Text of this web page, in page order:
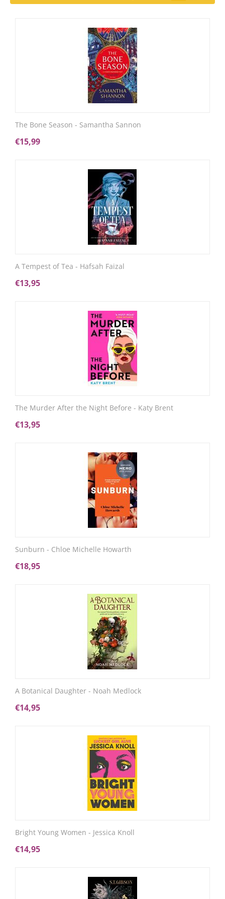
The Bone Season - Samantha Sannon
€15,99
A Tempest of Tea - Hafsah Faizal
€13,95
The Murder After the Night Before - Katy Brent
€13,95
Sunburn - Chloe Michelle Howarth
€18,95
A Botanical Daughter - Noah Medlock
€14,95
Bright Young Women - Jessica Knoll
€14,95